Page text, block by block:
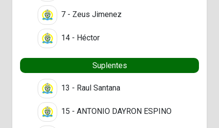
7 - Zeus Jimenez
14 - Héctor
Suplentes
13 - Raul Santana
15 - ANTONIO DAYRON ESPINO